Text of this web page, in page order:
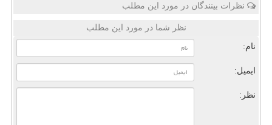
نظرات بینندگان در مورد این مطلب
نظر شما در مورد این مطلب
نام:
ایمیل:
نظر: